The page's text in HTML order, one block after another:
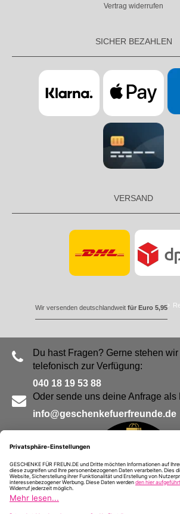
Vertrag widerrufen
SICHER BEZAHLEN
VERSAND
Wir versenden deutschlandweit für Euro 5,95
Du hast Fragen? Gerne stehen
telefonisch zur Verfügung:
040 18 19 53 88
Oder sende uns deine Anfrage als
info@geschenkefuerfreunde.de